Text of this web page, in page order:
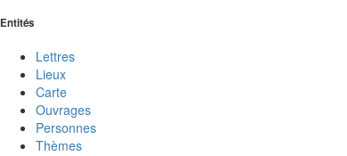
Entités
Lettres
Lieux
Carte
Ouvrages
Personnes
Thèmes